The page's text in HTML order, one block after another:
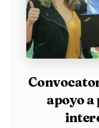
apoyo a